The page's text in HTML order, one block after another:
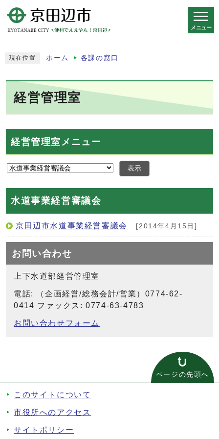
メニュー
現在位置 ホーム 各課の窓口
経営管理室
経営管理室メニュー
表示
水道事業経営審議会
京田辺市水道事業経営審議会 [2014年4月15日]
お問い合わせ
上下水道部経営管理室
電話: （企画経営/総務会計/営業）0774-62-
0414 ファックス: 0774-63-4783
お問い合わせフォーム
ページの先頭へ
このサイトについて
市役所へのアクセス
サイトポリシー